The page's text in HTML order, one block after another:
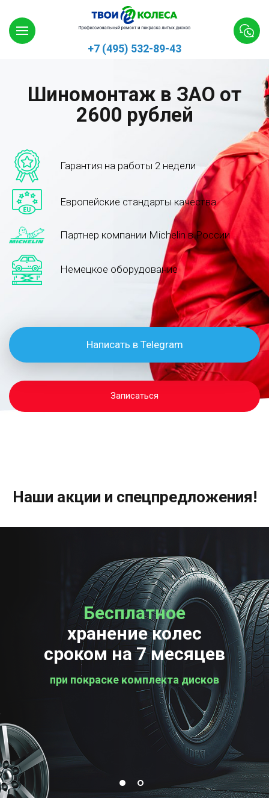
+7 (495) 532-89-43
Шиномонтаж в ЗАО от
2600 рублей
Гарантия на работы 2 недели
Европейские стандарты качества
Партнер компании Michelin в России
Немецкое оборудование
Написать в Telegram
Записаться
Наши акции и спецпредложения!
Бесплатное
хранение колес
сроком на 7 месяцев
при покраске комплекта дисков
Бесплатная
проверка колес